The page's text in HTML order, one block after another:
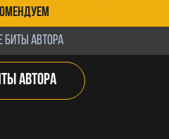
БИТЫ АВТОРА
АВТОРА